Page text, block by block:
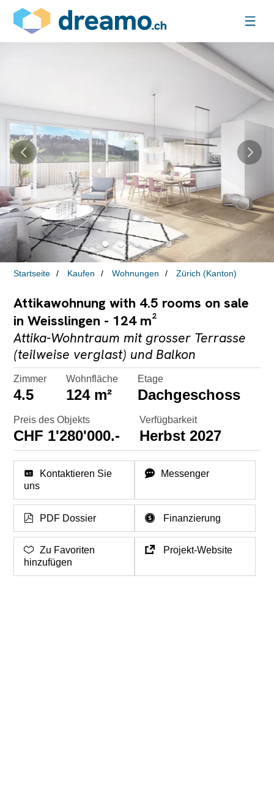
Startseite Kaufen Wohnungen Zürich (Kanton)
Attikawohnung with 4.5 rooms on sale
in Weisslingen - 124 m²
Attika-Wohntraum mit grosser Terrasse
(teilweise verglast) und Balkon
Zimmer
4.5
Wohnfläche
124 m²
Etage
Dachgeschoss
Preis des Objekts
CHF 1'280'000.-
Verfügbarkeit
Herbst 2027
Kontaktieren Sie
uns
Messenger
PDF Dossier Finanzierung
Zu Favoriten
hinzufügen
Projekt-Website